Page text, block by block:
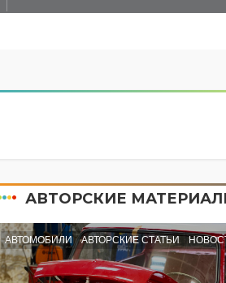
АВТОРСКИЕ
АВТОМОБИЛИ АВТОРСКИЕ СТАТЬИ